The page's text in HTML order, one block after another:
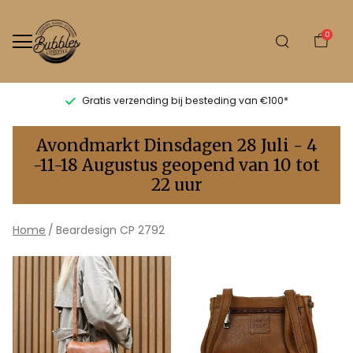
0
Gratis verzending bij besteding van €100*
Beardesign
CP
2792
-
Bubbles
Sluis
Avondmarkt Dinsdagen 28 Juli - 4
-11-18 Augustus geopend van 10 tot
22 uur
Home Beardesign CP 2792